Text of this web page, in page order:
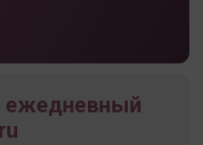
ежедневный